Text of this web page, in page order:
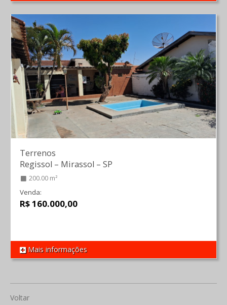
REF 1535
Terrenos
Regissol – Mirassol – SP
200.00 m²
Venda:
R$ 160.000,00
Mais informações
Voltar